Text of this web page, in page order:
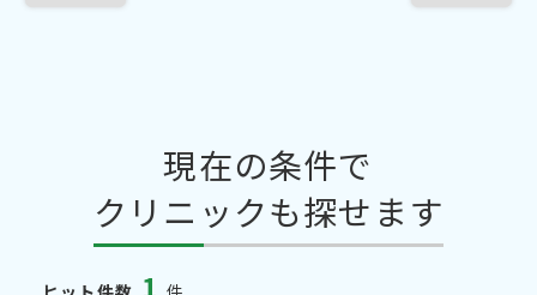
現在の条件で
クリニックも探せます
1